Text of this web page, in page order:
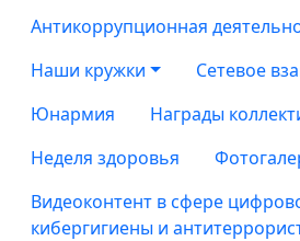
Антикоррупционная
Наши кружки
Сетевое
Юнармия
Награды
Неделя здоровья
Видеоконтент в сфере
кибергигиены и